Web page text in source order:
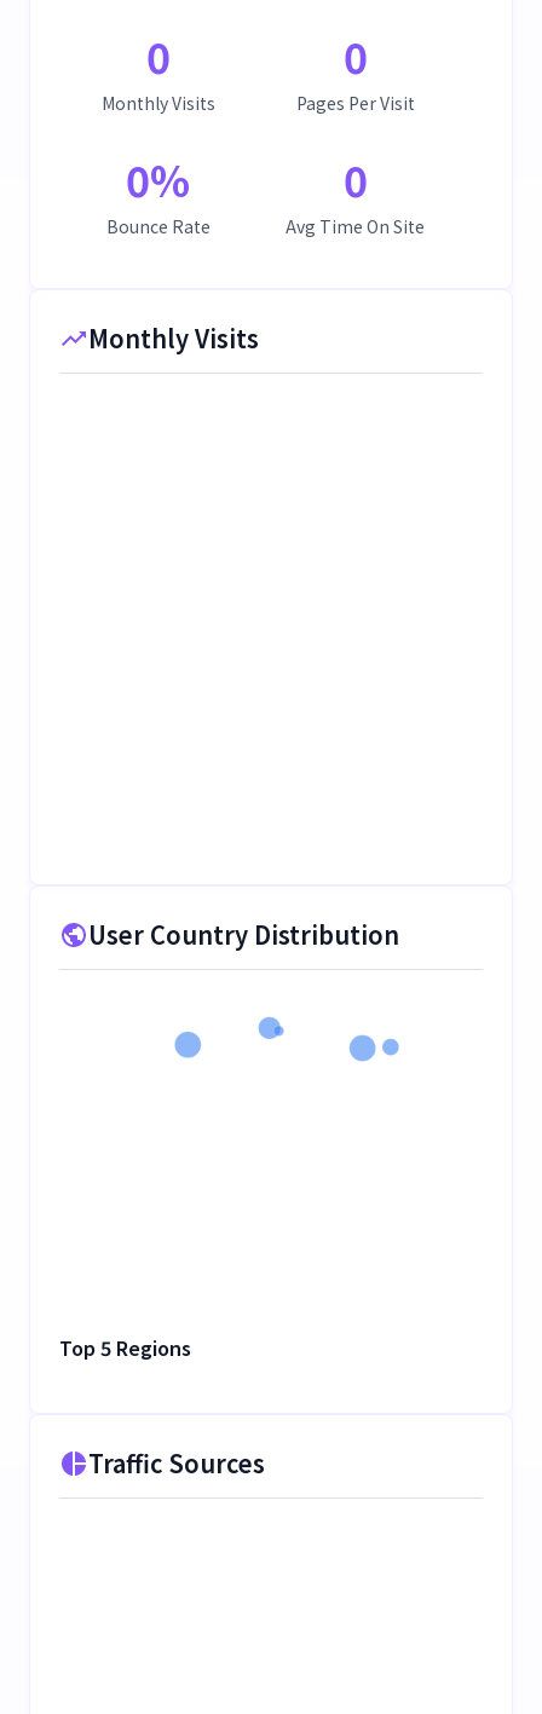
0
Monthly Visits
0
Pages Per Visit
0%
Bounce Rate
0
Avg Time On Site
Monthly Visits
User Country Distribution
Top 5 Regions
Traffic Sources